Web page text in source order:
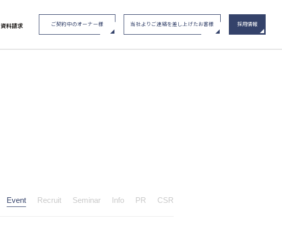
資料請求 ご契約中のオーナー様 当社よりご連絡を差し上げたお客様 採用情報
Event Recruit Seminar Info PR CSR